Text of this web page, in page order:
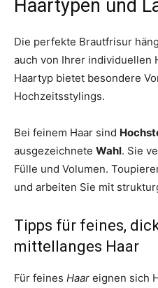
Haartypen und
Die perfekte Brautfrisur
auch von Ihrer individuellen
Haartyp bietet besondere
Hochzeitsstylings.
Bei feinem Haar sind
ausgezeichnete Wahl. Sie
Fülle und Volumen.
und arbeiten Sie mit
Tipps für feines,
mittellanges Haar
Für feines Haar eignen sich